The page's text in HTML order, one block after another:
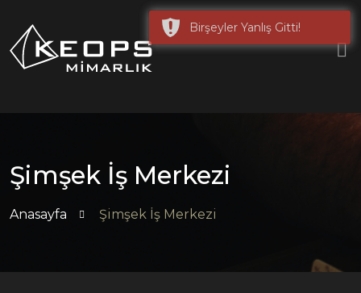
Şimşek İş Merkezi
Anasayfa Şimşek İş Merkezi
Birşeyler Yanlış Gitti!